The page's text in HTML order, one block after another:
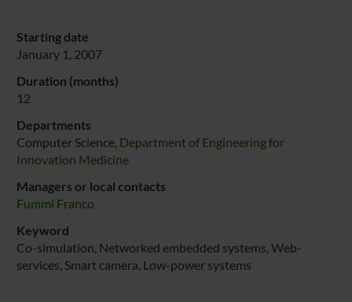
Starting date
January 1, 2007
Duration (months)
12
Departments
Computer Science, Department of Engineering for
Innovation Medicine
Managers or local contacts
Fummi Franco
Keyword
Co-simulation, Networked embedded systems, Web-
services, Smart camera, Low-power systems